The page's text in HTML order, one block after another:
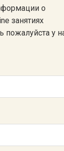
о
занятиях
пожалуйста у